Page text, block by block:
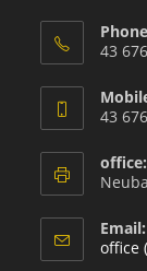
43
43
office:
Email:
office